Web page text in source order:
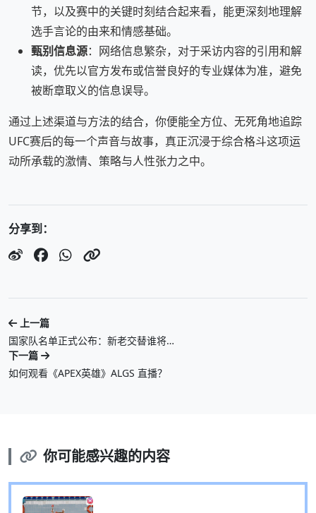
节，以及赛中的关键时刻结合起来看，能更深刻地理解
选手言论的由来和情感基础。
甄别信息源：网络信息繁杂，对于采访内容的引用和解
读，优先以官方发布或信誉良好的专业媒体为准，避免
被断章取义的信息误导。
通过上述渠道与方法的结合，你便能全方位、无死角地追踪
UFC赛后的每一个声音与故事，真正沉浸于综合格斗这项运
动所承载的激情、策略与人性张力之中。
分享到：
上一篇
国家队名单正式公布：新老交替谁将…
下一篇
如何观看《APEX英雄》ALGS 直播？
你可能感兴趣的内容